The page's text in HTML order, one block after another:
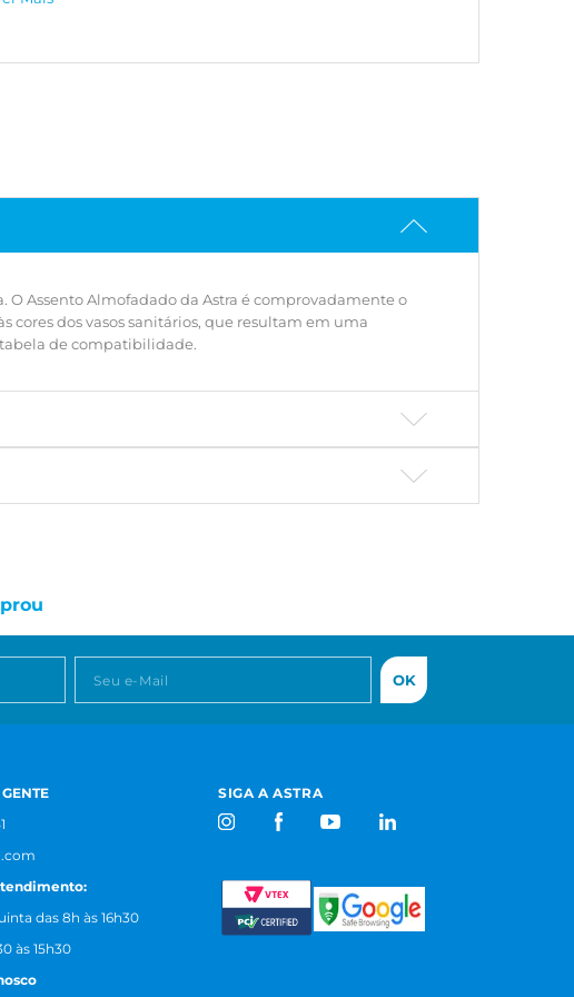
ou verifique a tabela de compatibilidade.
Assento Almofadado da Astra é comprovadamente o
cores dos vasos sanitários, que resultam em uma
de compatibilidade.
OK
das 8h às 16h30
às 15h30
SIGA A ASTRA